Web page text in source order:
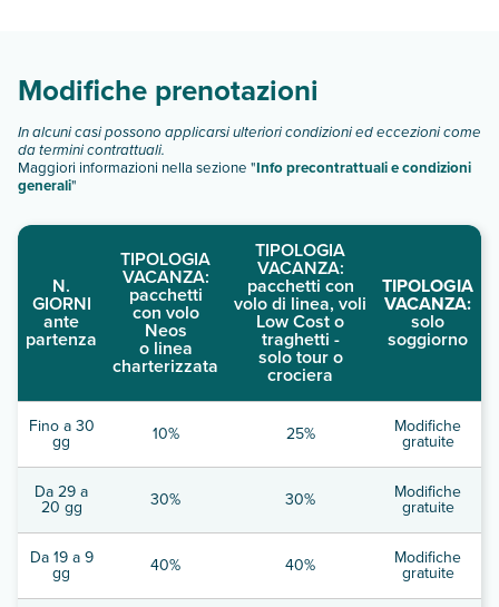
Modifiche prenotazioni
In alcuni casi possono applicarsi ulteriori condizioni ed eccezioni come
da termini contrattuali.
Maggiori informazioni nella sezione "Info precontrattuali e condizioni
generali"
N.
GIORNI
ante
partenza
TIPOLOGIA
VACANZA:
pacchetti
con volo
Neos
o linea
charterizzata
TIPOLOGIA
VACANZA:
pacchetti con
volo di linea, voli
Low Cost o
traghetti -
solo tour o
crociera
TIPOLOGIA
VACANZA:
solo
soggiorno
Fino a 30
gg 10% 25% Modifiche
gratuite
Da 29 a
20 gg 30% 30% Modifiche
gratuite
Da 19 a 9
gg 40% 40% Modifiche
gratuite